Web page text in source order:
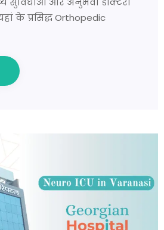
के प्रसिद्ध Orthopedic